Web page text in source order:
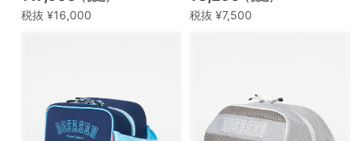
税抜 ¥16,000 税抜 ¥7,500